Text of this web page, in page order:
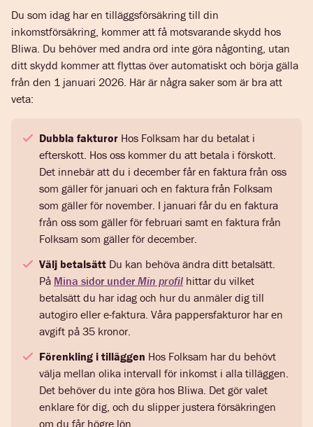
Du som idag har en tilläggsförsäkring till din
inkomstförsäkring, kommer att få motsvarande skydd hos
Bliwa. Du behöver med andra ord inte göra någonting, utan
ditt skydd kommer att flyttas över automatiskt och börja gälla
från den 1 januari 2026. Här är några saker som är bra att
veta:
Dubbla fakturor Hos Folksam har du betalat i
efterskott. Hos oss kommer du att betala i förskott.
Det innebär att du i december får en faktura från oss
som gäller för januari och en faktura från Folksam
som gäller för november. I januari får du en faktura
från oss som gäller för februari samt en faktura från
Folksam som gäller för december.
Välj betalsätt Du kan behöva ändra ditt betalsätt.
På Mina sidor under Min profil hittar du vilket
betalsätt du har idag och hur du anmäler dig till
autogiro eller e-faktura. Våra pappersfakturor har en
avgift på 35 kronor.
Förenkling i tilläggen Hos Folksam har du behövt
välja mellan olika intervall för inkomst i alla tilläggen.
Det behöver du inte göra hos Bliwa. Det gör valet
enklare för dig, och du slipper justera försäkringen
om du får högre lön.